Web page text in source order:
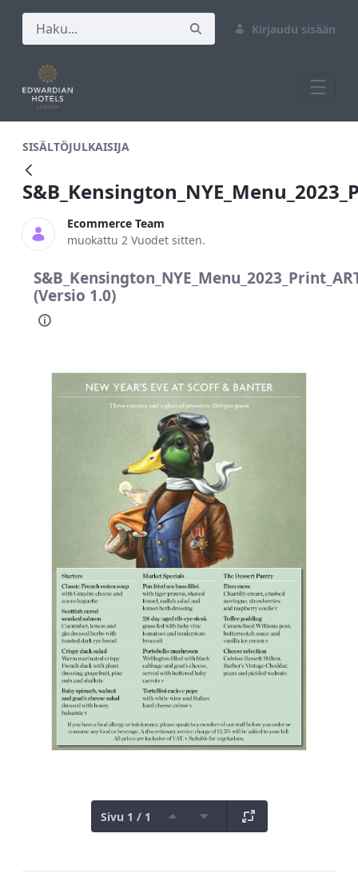
Kirjaudu sisään
SISÄLTÖJULKAISIJA
Ecommerce Team
muokattu 2 Vuodet sitten.
(Versio 1.0)
Sivu 1 / 1